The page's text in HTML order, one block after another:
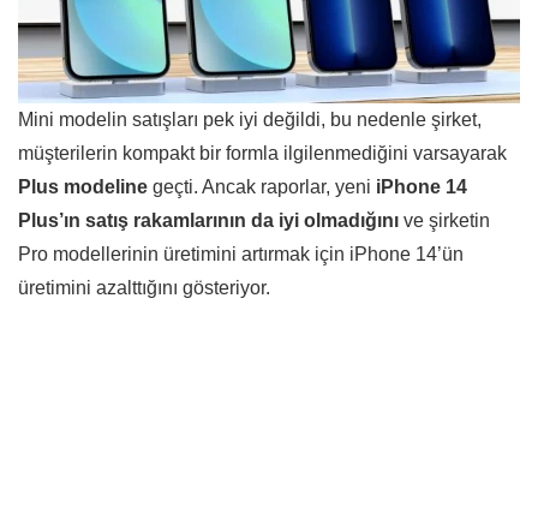
Mini modelin satışları pek iyi değildi, bu nedenle şirket,
müşterilerin kompakt bir formla ilgilenmediğini varsayarak
Plus modeline geçti. Ancak raporlar, yeni iPhone 14
Plus’ın satış rakamlarının da iyi olmadığını ve şirketin
Pro modellerinin üretimini artırmak için iPhone 14’ün
üretimini azalttığını gösteriyor.